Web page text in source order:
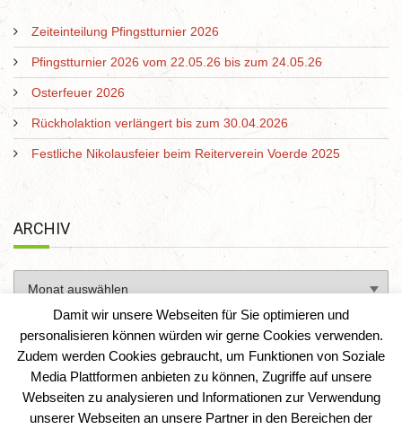
Zeiteinteilung Pfingstturnier 2026
Pfingstturnier 2026 vom 22.05.26 bis zum 24.05.26
Osterfeuer 2026
Rückholaktion verlängert bis zum 30.04.2026
Festliche Nikolausfeier beim Reiterverein Voerde 2025
ARCHIV
Damit wir unsere Webseiten für Sie optimieren und
personalisieren können würden wir gerne Cookies verwenden.
Zudem werden Cookies gebraucht, um Funktionen von Soziale
Media Plattformen anbieten zu können, Zugriffe auf unsere
Webseiten zu analysieren und Informationen zur Verwendung
unserer Webseiten an unsere Partner in den Bereichen der